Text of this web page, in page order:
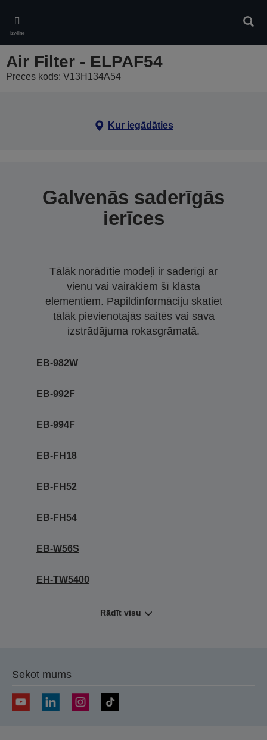
main
content
Izvēlne
Air Filter - ELPAF54
Preces kods: V13H134A54
Kur iegādāties
Galvenās saderīgās
ierīces
Tālāk norādītie modeļi ir saderīgi ar
vienu vai vairākiem šī klāsta
elementiem. Papildinformāciju skatiet
tālāk pievienotajās saitēs vai sava
izstrādājuma rokasgrāmatā.
EB-982W
EB-992F
EB-994F
EB-FH18
EB-FH52
EB-FH54
EB-W56S
EH-TW5400
Rādīt visu
Sekot mums